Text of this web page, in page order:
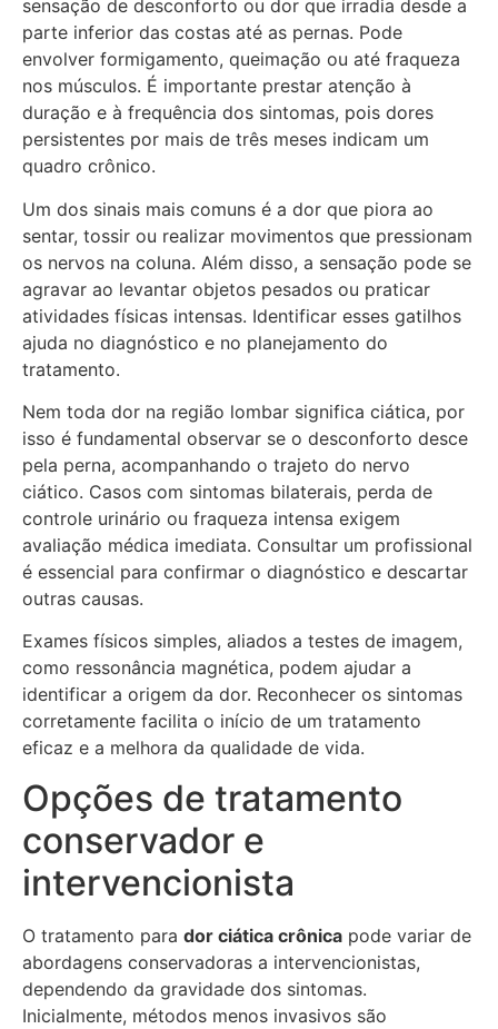
sensação de desconforto ou dor que irradia desde a
parte inferior das costas até as pernas. Pode
envolver formigamento, queimação ou até fraqueza
nos músculos. É importante prestar atenção à
duração e à frequência dos sintomas, pois dores
persistentes por mais de três meses indicam um
quadro crônico.
Um dos sinais mais comuns é a dor que piora ao
sentar, tossir ou realizar movimentos que pressionam
os nervos na coluna. Além disso, a sensação pode se
agravar ao levantar objetos pesados ou praticar
atividades físicas intensas. Identificar esses gatilhos
ajuda no diagnóstico e no planejamento do
tratamento.
Nem toda dor na região lombar significa ciática, por
isso é fundamental observar se o desconforto desce
pela perna, acompanhando o trajeto do nervo
ciático. Casos com sintomas bilaterais, perda de
controle urinário ou fraqueza intensa exigem
avaliação médica imediata. Consultar um profissional
é essencial para confirmar o diagnóstico e descartar
outras causas.
Exames físicos simples, aliados a testes de imagem,
como ressonância magnética, podem ajudar a
identificar a origem da dor. Reconhecer os sintomas
corretamente facilita o início de um tratamento
eficaz e a melhora da qualidade de vida.
Opções de tratamento
conservador e
intervencionista
O tratamento para dor ciática crônica pode variar de
abordagens conservadoras a intervencionistas,
dependendo da gravidade dos sintomas.
Inicialmente, métodos menos invasivos são